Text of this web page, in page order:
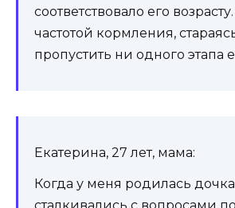
соответствовало его
частотой кормления,
пропустить ни одного этапа
Екатерина, 27 лет, мама:
Когда у меня родилась